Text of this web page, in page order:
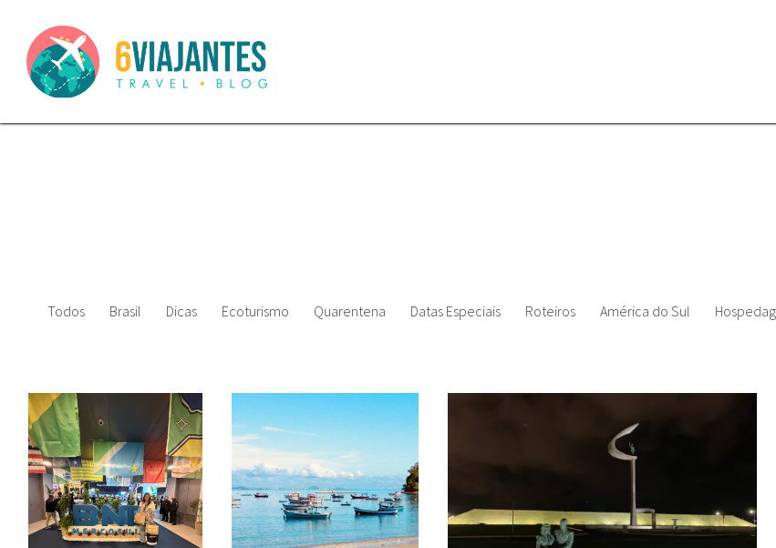
Todos Brasil Dicas Ecoturismo Quarentena Datas Especiais Roteiros América do Sul